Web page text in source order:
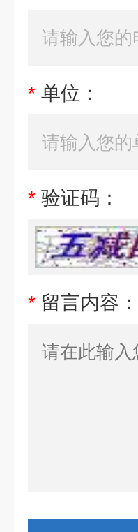
* 单位：
* 验证码：
* 留言内容：